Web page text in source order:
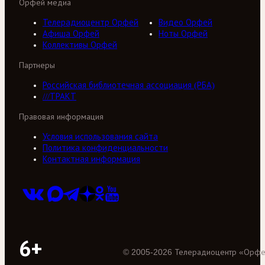
Орфей медиа
Телерадиоцентр Орфей
Видео Орфей
Афиша Орфей
Ноты Орфей
Коллективы Орфей
Партнеры
Российская библиотечная ассоциация (РБА)
///ТРАКТ
Правовая информация
Условия использования сайта
Политика конфиденциальности
Контактная информация
6+ © 2005-2026 Телерадиоцентр